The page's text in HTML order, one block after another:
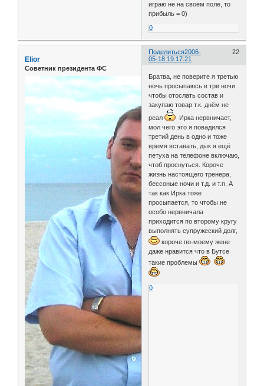
играю не на своём поле, то
прибыль = 0)
0
Поделиться 22
2006-
05-18 19:17:21
Elior
Советник президента ФС
Братва, не поверите я третью
ночь просыпаюсь в три ночи
чтобы отослать состав и
закупаю товар т.к. днём не
реал
Ирка нервничает,
мол чего это я повадился
третий день в одно и тоже
время вставать, дык я ещё
петуха на телефоне включаю,
чтоб проснуться. Короче
жизнь настоящего тренера,
бессоные ночи и т.д. и т.п. А
так как Ирка тоже
просыпается, то чтобы не
особо нервничала
приходится по второму кругу
выполнять супружеский долг,
короче по-моему жене
даже нравится что в Бутсе
такие проблемы
0